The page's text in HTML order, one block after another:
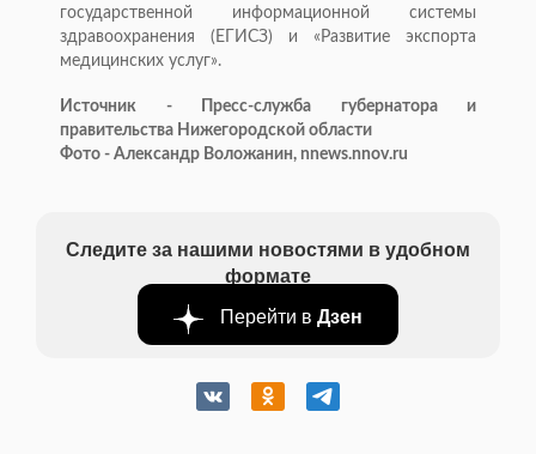
государственной информационной системы
здравоохранения (ЕГИСЗ) и «Развитие экспорта
медицинских услуг».
Источник - Пресс-служба губернатора и
правительства Нижегородской области
Фото - Александр Воложанин, nnews.nnov.ru
Следите за нашими новостями в удобном
формате
Перейти в Дзен